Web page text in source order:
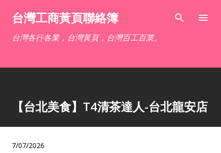
跳到主要內容
台灣工商黃頁聯絡簿
台灣各行各業，台灣黃頁，台灣百工百業。
【台北美食】T4清茶達人-台北龍安店
7/07/2026